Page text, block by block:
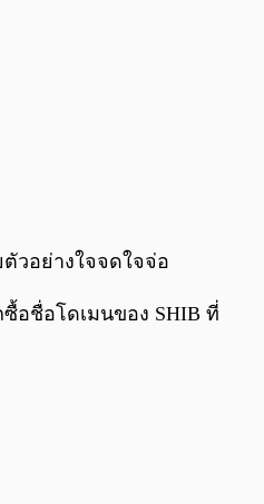
0:00 0:00
วอย่างใจจดใจจ่อ
อชื่อโดเมนของ SHIB ที่